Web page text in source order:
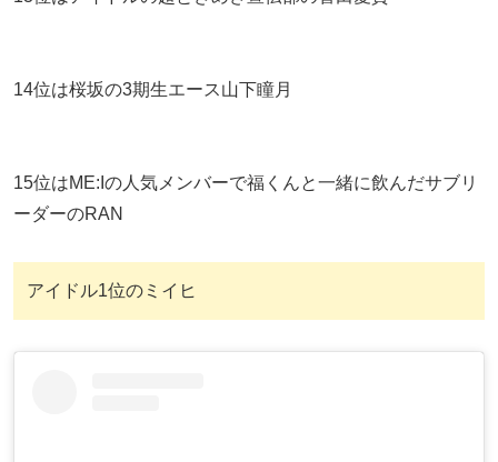
14位は桜坂の3期生エース山下瞳月
15位はME:Iの人気メンバーで福くんと一緒に飲んだサブリ
ーダーのRAN
アイドル1位のミイヒ